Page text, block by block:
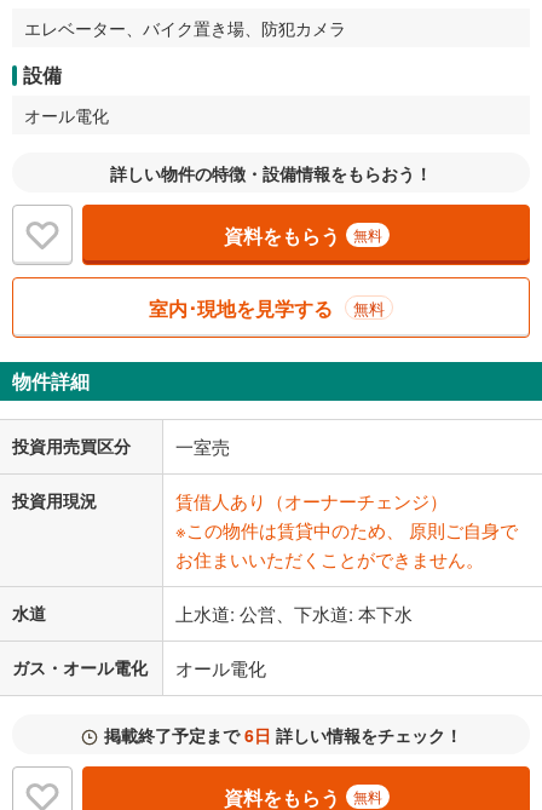
エレベーター、バイク置き場、防犯カメラ
設備
オール電化
詳しい物件の特徴・設備情報をもらおう！
資料をもらう 無料
室内･現地を見学する 無料
物件詳細
投資用売買区分 一室売
投資用現況
賃借人あり（オーナーチェンジ）
※この物件は賃貸中のため、 原則ご自身で
お住まいいただくことができません。
水道 上水道: 公営、下水道: 本下水
ガス・オール電化 オール電化
掲載終了予定まで6日 詳しい情報をチェック！
資料をもらう 無料